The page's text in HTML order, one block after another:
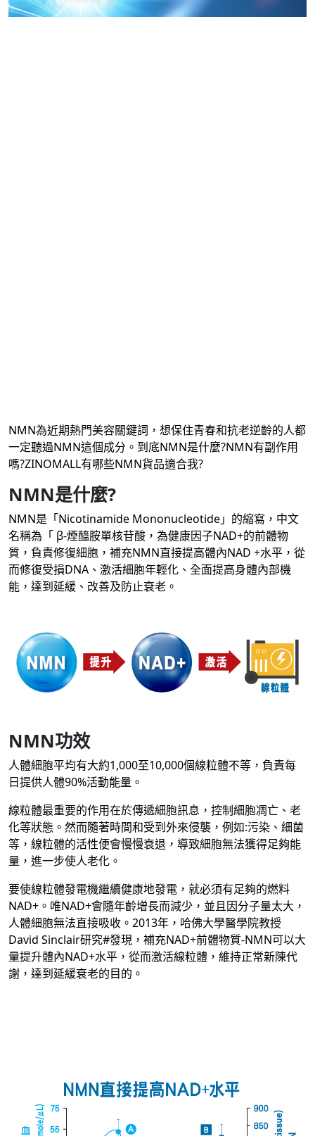
NMN為近期熱門美容關鍵詞，想保住青春和抗老逆齡的人都
一定聽過NMN這個成分。到底NMN是什麼?NMN有副作用
嗎?ZINOMALL有哪些NMN貨品適合我?
NMN是什麼?
NMN是「Nicotinamide Mononucleotide」的縮寫，中文
名稱為「 β-煙醯胺單核苷酸，為健康因子NAD+的前體物
質，負責修復細胞，補充NMN直接提高體內NAD +水平，從
而修復受損DNA、激活細胞年輕化、全面提高身體內部機
能，達到延緩、改善及防止衰老。
NMN功效
人體細胞平均有大約1,000至10,000個線粒體不等，負責每
日提供人體90%活動能量。
線粒體最重要的作用在於傳遞細胞訊息，控制細胞凋亡、老
化等狀態。然而隨著時間和受到外來侵襲，例如:污染、細菌
等，線粒體的活性便會慢慢衰退，導致細胞無法獲得足夠能
量，進一步使人老化。
要使線粒體發電機繼續健康地發電，就必須有足夠的燃料
NAD+。唯NAD+會隨年齡增長而減少，並且因分子量太大，
人體細胞無法直接吸收。2013年，哈佛大學醫學院教授
David Sinclair研究#發現，補充NAD+前體物質-NMN可以大
量提升體內NAD+水平，從而激活線粒體，維持正常新陳代
謝，達到延緩衰老的目的。